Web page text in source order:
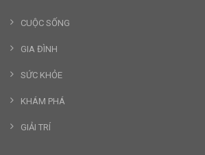
CUỘC SỐNG
GIA ĐÌNH
SỨC KHỎE
KHÁM PHÁ
GIẢI TRÍ